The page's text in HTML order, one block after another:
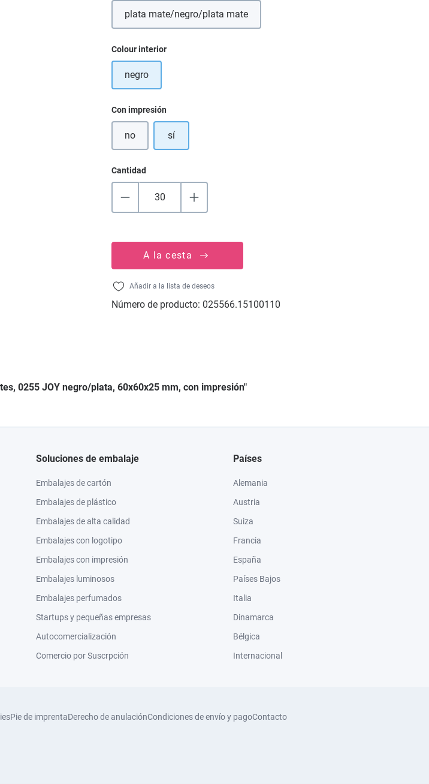
plata mate/negro/plata mate
Seleccione
Colour interior
negro
Seleccione
Con impresión
no sí
Cantidad
A la cesta
Añadir a la lista de deseos
Número de producto: 025566.15100110
0255 JOY negro/plata, 60x60x25 mm, con impresión"
Soluciones de embalaje
Embalajes de cartón
Embalajes de plástico
Embalajes de alta calidad
Embalajes con logotipo
Embalajes con impresión
Embalajes luminosos
Embalajes perfumados
Startups y pequeñas empresas
Autocomercialización
Comercio por Suscrpción
Países
Alemania
Austria
Suiza
Francia
España
Países Bajos
Italia
Dinamarca
Bélgica
Internacional
Pie de imprentaDerecho de anulaciónCondiciones de envío y pagoContacto